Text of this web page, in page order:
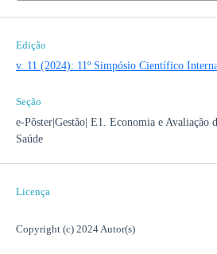
Edição
v. 11 (2024): 11º Simpósio Científico
Seção
e-Pôster|Gestão| E1. Economia e Avaliação
Saúde
Licença
Copyright (c) 2024 Autor(s)